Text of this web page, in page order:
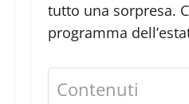
tutto una sorpresa.
programma
Contenuti